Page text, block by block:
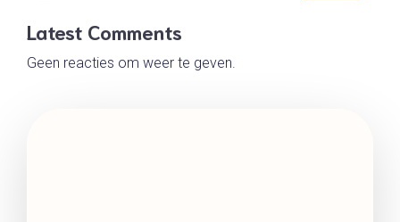
Latest Comments
Geen reacties om weer te geven.